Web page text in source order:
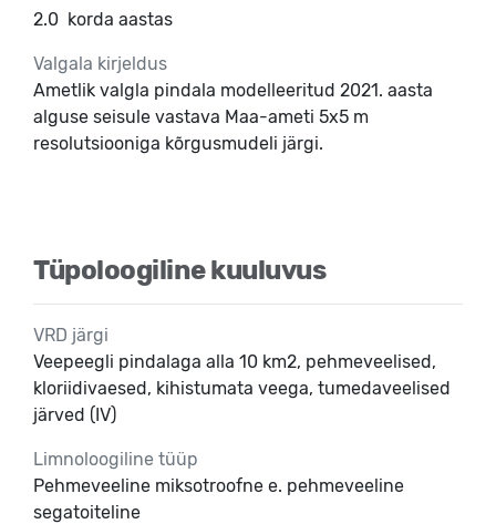
2.0 korda aastas
Valgala kirjeldus
Ametlik valgla pindala modelleeritud 2021. aasta
alguse seisule vastava Maa-ameti 5x5 m
resolutsiooniga kõrgusmudeli järgi.
Tüpoloogiline kuuluvus
VRD järgi
Veepeegli pindalaga alla 10 km2, pehmeveelised,
kloriidivaesed, kihistumata veega, tumedaveelised
järved (IV)
Limnoloogiline tüüp
Pehmeveeline miksotroofne e. pehmeveeline
segatoiteline